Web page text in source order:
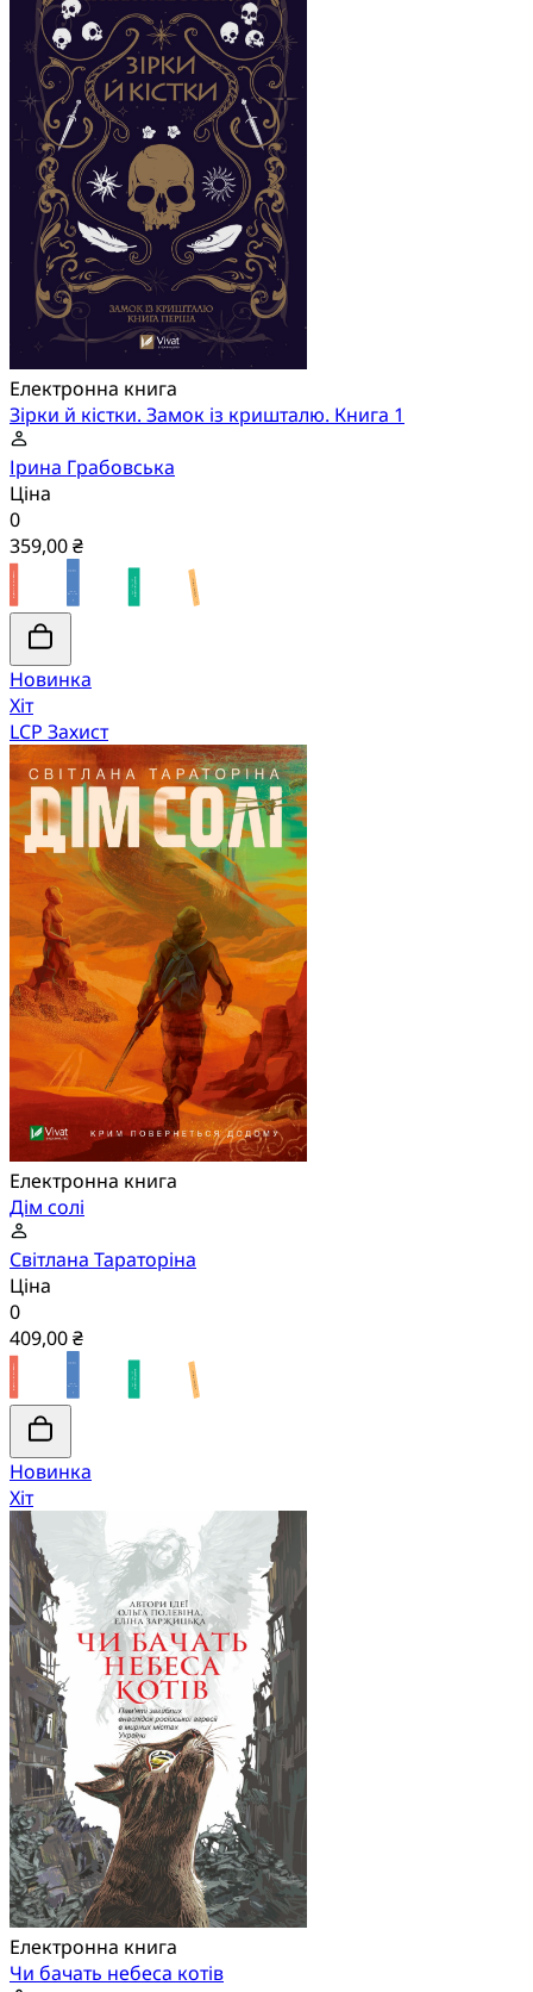
Електронна книга
Зірки й кістки. Замок із кришталю. Книга 1
Ірина Грабовська
Ціна
0
359,00 ₴
Новинка
Хіт
LCP Захист
Електронна книга
Дім солі
Світлана Тараторіна
Ціна
0
409,00 ₴
Новинка
Хіт
Електронна книга
Чи бачать небеса котів